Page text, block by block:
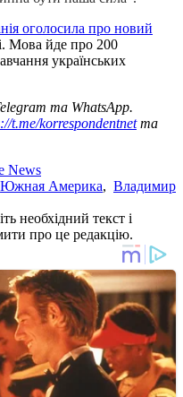
оголосила про новий
Мова йде про 200
українських
та WhatsApp.
t.me/korrespondentnetта
News
Южная Америка, Владимир
необхідний текст і
про це редакцію.